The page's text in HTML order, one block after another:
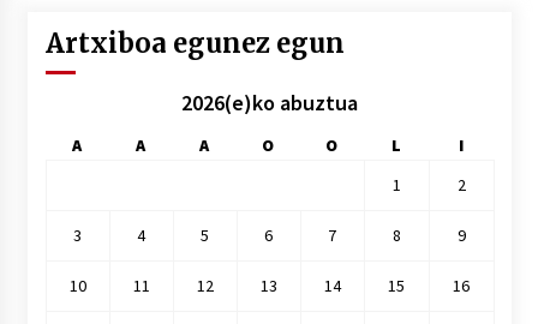
Artxiboa egunez egun
2026(e)ko abuztua
A A A O O L
I
1
2
3 4 5 6 7 8 9
10 11 12 13 14 15 16